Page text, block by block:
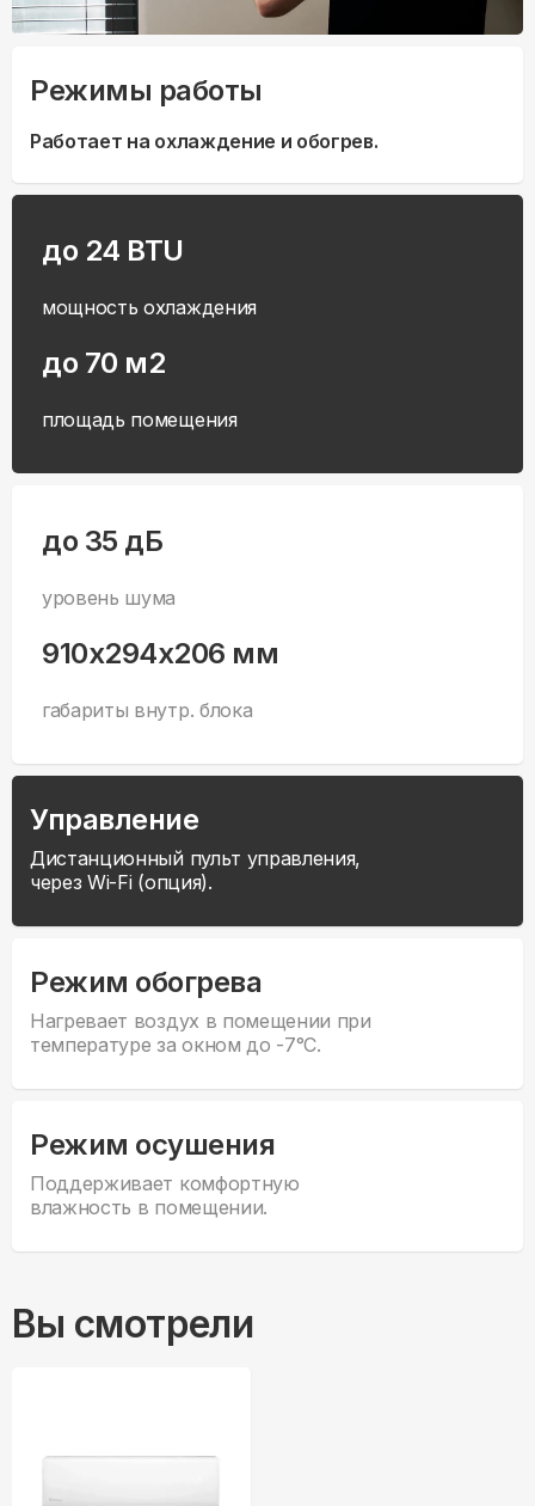
Режимы работы
Работает на охлаждение и обогрев.
до 24 BTU
мощность охлаждения
до 70 м2
площадь помещения
до 35 дБ
уровень шума
910x294x206 мм
габариты внутр. блока
Управление
Дистанционный пульт управления,
через Wi-Fi (опция).
Режим обогрева
Нагревает воздух в помещении при
температуре за окном до -7°С.
Режим осушения
Поддерживает комфортную
влажность в помещении.
Вы смотрели